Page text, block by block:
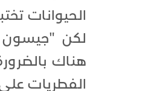
الحيوانات
لكن "جيسون
هناك
الفطريات